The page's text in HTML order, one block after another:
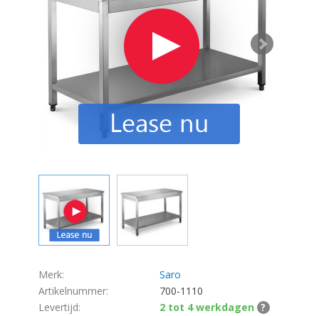
Merk:
Saro
Artikelnummer:
700-1110
Levertijd:
2 tot 4 werkdagen ?